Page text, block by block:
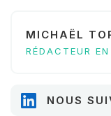
MICHAËL
RÉDACTEUR
NOUS